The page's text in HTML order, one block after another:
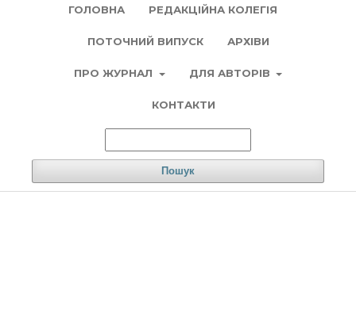
ГОЛОВНА РЕДАКЦІЙНА КОЛЕГІЯ
ПОТОЧНИЙ ВИПУСК АРХІВИ
ПРО ЖУРНАЛ ДЛЯ АВТОРІВ
КОНТАКТИ
Пошук